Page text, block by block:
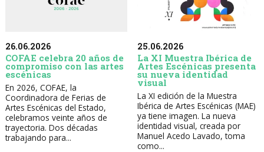
26.06.2026
COFAE celebra 20 años de
compromiso con las artes
escénicas
En 2026, COFAE, la
Coordinadora de Ferias de
Artes Escénicas del Estado,
celebramos veinte años de
trayectoria. Dos décadas
trabajando para...
25.06.2026
La XI Muestra Ibérica de
Artes Escénicas presenta
su nueva identidad
visual
La XI edición de la Muestra
Ibérica de Artes Escénicas (MAE)
ya tiene imagen. La nueva
identidad visual, creada por
Manuel Acedo Lavado, toma
como...